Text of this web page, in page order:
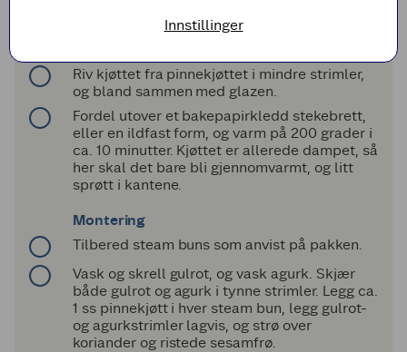
ingefær kan du kjøre glazen glatt med en
Riv kjøttet fra pinnekjøttet i mindre strimler,
og bland sammen med glazen.
Fordel utover et bakepapirkledd stekebrett,
eller en ildfast form, og varm på 200 grader i
ca. 10 minutter. Kjøttet er allerede dampet, så
her skal det bare bli gjennomvarmt, og litt
sprøtt i kantene.
Montering
Tilbered steam buns som anvist på pakken.
Vask og skrell gulrot, og vask agurk. Skjær
både gulrot og agurk i tynne strimler. Legg ca.
1 ss pinnekjøtt i hver steam bun, legg gulrot-
og agurkstrimler lagvis, og strø over
koriander og ristede sesamfrø.
Innstillinger